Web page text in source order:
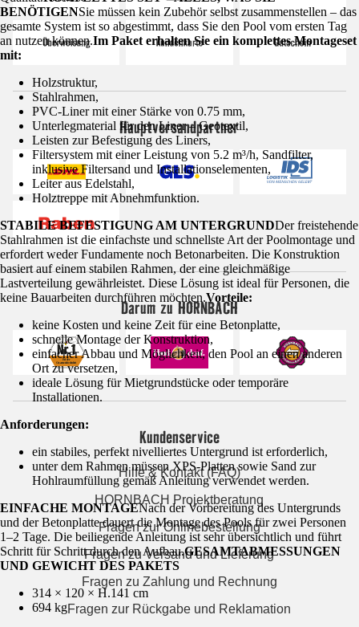
BENÖTIGENSie müssen kein Zubehör selbst zusammenstellen – das
gesamte System ist so abgestimmt, dass Sie den Pool vom ersten Tag
an nutzen können.Im Paket erhalten Sie ein komplettes Montageset
mit:
Holzstruktur,
Stahlrahmen,
PVC-Liner mit einer Stärke von 0.75 mm,
Unterlegmaterial für den Liner – Geotextil,
Leisten zur Befestigung des Liners,
Filtersystem mit einer Leistung von 5.2 m³/h, Sandfilter,
inklusive Filtersand und Installationselementen,
Leiter aus Edelstahl,
Holztreppe mit Abnehmfunktion.
STABILE BEFESTIGUNG AM UNTERGRUNDDer freistehende
Stahlrahmen ist die einfachste und schnellste Art der Poolmontage und
erfordert weder Fundamente noch Betonarbeiten. Die Konstruktion
basiert auf einem stabilen Rahmen, der eine gleichmäßige
Lastverteilung gewährleistet. Diese Lösung ist ideal für Personen, die
keine Bauarbeiten durchführen möchten.Vorteile:
keine Kosten und keine Zeit für eine Betonplatte,
schnelle Montage der Konstruktion,
einfacher Abbau und Möglichkeit, den Pool an einen anderen
Ort zu versetzen,
ideale Lösung für Mietgrundstücke oder temporäre
Installationen.
Anforderungen:
ein stabiles, perfekt nivelliertes Untergrund ist erforderlich,
unter dem Rahmen müssen XPS-Platten sowie Sand zur
Hohlraumfüllung gemäß Anleitung verwendet werden.
EINFACHE MONTAGENach der Vorbereitung des Untergrunds
und der Betonplatte dauert die Montage des Pools für zwei Personen
1–2 Tage. Die beiliegende Anleitung ist sehr übersichtlich und führt
Schritt für Schritt durch den Aufbau.GESAMTABMESSUNGEN
UND GEWICHT DES PAKETS
314 × 120 × H.141 cm
694 kg
Hauptversandpartner
Darum zu HORNBACH
Kundenservice
Hilfe & Kontakt (FAQ)
HORNBACH Projektberatung
Fragen zur Onlinebestellung
Fragen zu Versand und Lieferung
Fragen zu Zahlung und Rechnung
Fragen zur Rückgabe und Reklamation